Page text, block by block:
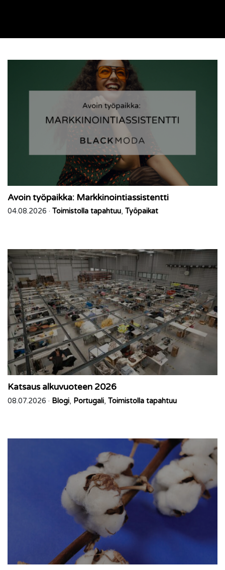
Avoin työpaikka: Markkinointiassistentti
04.08.2026 · Toimistolla tapahtuu, Työpaikat
Katsaus alkuvuoteen 2026
08.07.2026 · Blogi, Portugali, Toimistolla tapahtuu